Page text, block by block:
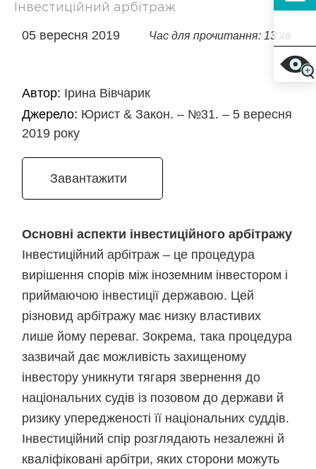
Інвестиційний арбітраж
05 вересня 2019 Час для прочитання: 13 хв
Автор: Ірина Вівчарик
Джерело: Юрист & Закон. – №31. – 5 вересня
2019 року
Завантажити
Основні аспекти інвестиційного арбітражу
Інвестиційний арбітраж – це процедура
вирішення спорів між іноземним інвестором і
приймаючою інвестиції державою. Цей
різновид арбітражу має низку властивих
лише йому переваг. Зокрема, така процедура
зазвичай дає можливість захищеному
інвестору уникнути тягаря звернення до
національних судів із позовом до держави й
ризику упередженості її національних суддів.
Інвестиційний спір розглядають незалежні й
кваліфіковані арбітри, яких сторони можуть